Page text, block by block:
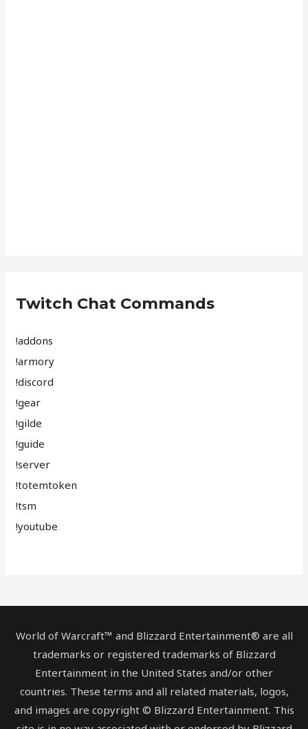
Twitch Chat Commands
!addons
!armory
!discord
!gear
!gilde
!guide
!server
!totemtoken
!tsm
!youtube
World of Warcraft™ and Blizzard Entertainment® are all
trademarks or registered trademarks of Blizzard
Entertainment in the United States and/or other
countries. These terms and all related materials, logos,
and images are copyright © Blizzard Entertainment. This